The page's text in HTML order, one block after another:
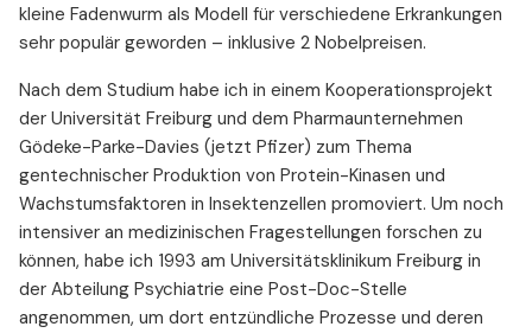
kleine Fadenwurm als Modell für verschiedene Erkrankungen
sehr populär geworden – inklusive 2 Nobelpreisen.
Nach dem Studium habe ich in einem Kooperationsprojekt
der Universität Freiburg und dem Pharmaunternehmen
Gödeke-Parke-Davies (jetzt Pfizer) zum Thema
gentechnischer Produktion von Protein-Kinasen und
Wachstumsfaktoren in Insektenzellen promoviert. Um noch
intensiver an medizinischen Fragestellungen forschen zu
können, habe ich 1993 am Universitätsklinikum Freiburg in
der Abteilung Psychiatrie eine Post-Doc-Stelle
angenommen, um dort entzündliche Prozesse und deren